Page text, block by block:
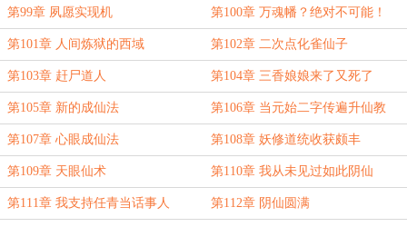
第99章 夙愿实现机 第100章 万魂幡？绝对不可能！
第101章 人间炼狱的西域 第102章 二次点化雀仙子
第103章 赶尸道人 第104章 三香娘娘来了又死了
第105章 新的成仙法 第106章 当元始二字传遍升仙教
第107章 心眼成仙法 第108章 妖修道统收获颇丰
第109章 天眼仙术 第110章 我从未见过如此阴仙
第111章 我支持任青当话事人 第112章 阴仙圆满